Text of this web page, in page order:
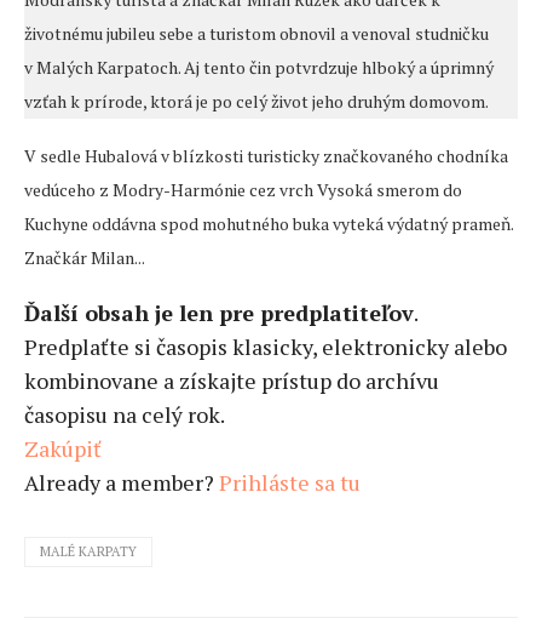
životnému jubileu sebe a turistom obnovil a venoval studničku
v Malých Karpatoch. Aj tento čin potvrdzuje hlboký a úprimný
vzťah k prírode, ktorá je po celý život jeho druhým domovom.
V sedle Hubalová v blízkosti turisticky značkovaného chodníka
vedúceho z Modry-Harmónie cez vrch Vysoká smerom do
Kuchyne oddávna spod mohutného buka vyteká výdatný prameň.
Značkár Milan...
Ďalší obsah je len pre predplatiteľov.
Predplaťte si časopis klasicky, elektronicky alebo
kombinovane a získajte prístup do archívu
časopisu na celý rok.
Zakúpiť
Already a member? Prihláste sa tu
MALÉ KARPATY